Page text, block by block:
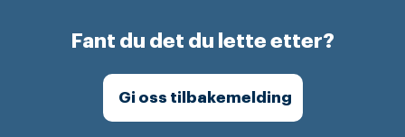
Fant du det du lette etter?
Gi oss tilbakemelding